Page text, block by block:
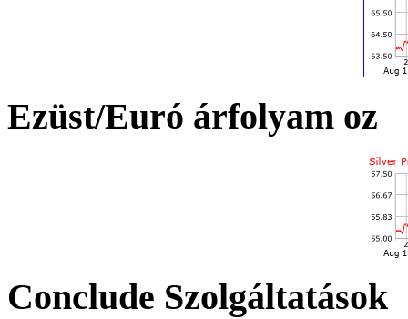
Ezüst/Euró árfolyam oz
Conclude Szolgáltatások